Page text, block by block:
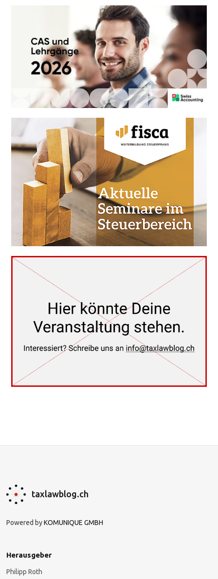
taxlawblog.ch
Powered byKOMUNIQUE GMBH
Herausgeber
Philipp Roth